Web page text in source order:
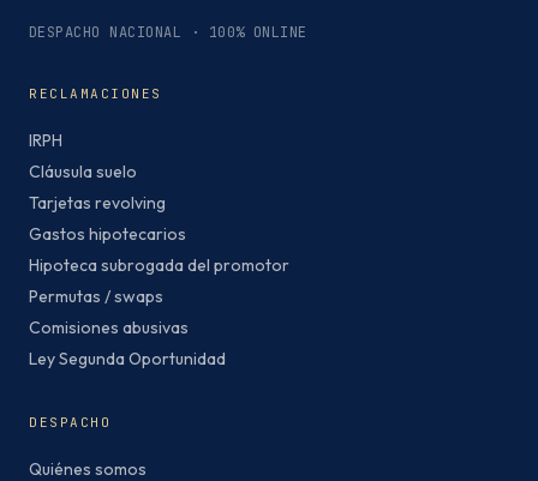
DESPACHO NACIONAL · 100% ONLINE
RECLAMACIONES
IRPH
Cláusula suelo
Tarjetas revolving
Gastos hipotecarios
Hipoteca subrogada del promotor
Permutas / swaps
Comisiones abusivas
Ley Segunda Oportunidad
DESPACHO
Quiénes somos